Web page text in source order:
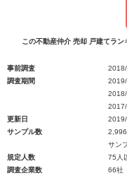
この不動産仲介 売却 戸建てラン
事前調査
調査期間
更新日
サンプル数
サン
規定人数
75人
調査企業数
66社